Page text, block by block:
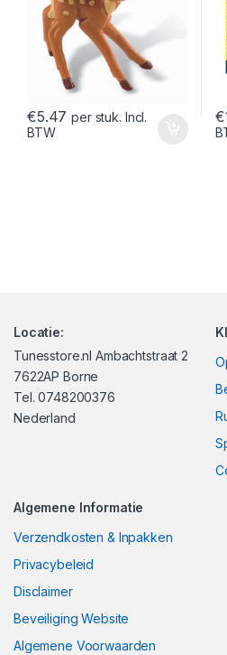
€5.47 per stuk. Incl.
BTW
€
Locatie:
Tunesstore.nl Ambachtstraat 2
7622AP Borne
Tel. 0748200376
Nederland
Algemene Informatie
Verzendkosten & Inpakken
Privacybeleid
Disclaimer
Beveiliging Website
Algemene Voorwaarden